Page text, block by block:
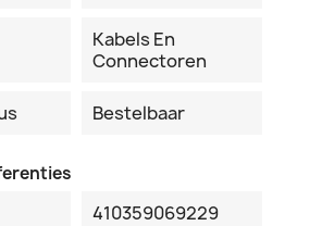
Kabels En
Connectoren
Bestelbaar
410359069229